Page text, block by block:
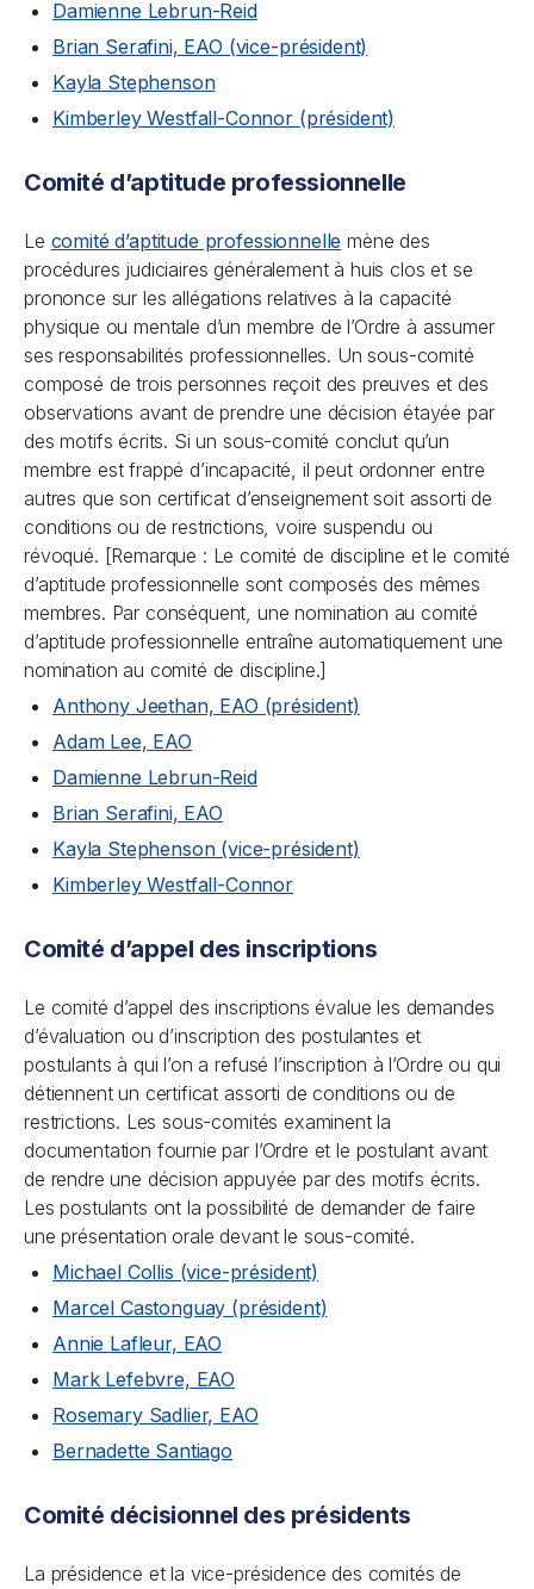
Damienne Lebrun-Reid
Brian Serafini, EAO (vice-président)
Kayla Stephenson
Kimberley Westfall-Connor (président)
Comité d’aptitude professionnelle
Le comité d’aptitude professionnelle mène des
procédures judiciaires généralement à huis clos et se
prononce sur les allégations relatives à la capacité
physique ou mentale d’un membre de l’Ordre à assumer
ses responsabilités professionnelles. Un sous-comité
composé de trois personnes reçoit des preuves et des
observations avant de prendre une décision étayée par
des motifs écrits. Si un sous-comité conclut qu’un
membre est frappé d’incapacité, il peut ordonner entre
autres que son certificat d’enseignement soit assorti de
conditions ou de restrictions, voire suspendu ou
révoqué. [Remarque : Le comité de discipline et le comité
d’aptitude professionnelle sont composés des mêmes
membres. Par conséquent, une nomination au comité
d’aptitude professionnelle entraîne automatiquement une
nomination au comité de discipline.]
Anthony Jeethan, EAO (président)
Adam Lee, EAO
Damienne Lebrun-Reid
Brian Serafini, EAO
Kayla Stephenson (vice-président)
Kimberley Westfall-Connor
Comité d’appel des inscriptions
Le comité d’appel des inscriptions évalue les demandes
d’évaluation ou d’inscription des postulantes et
postulants à qui l’on a refusé l’inscription à l’Ordre ou qui
détiennent un certificat assorti de conditions ou de
restrictions. Les sous-comités examinent la
documentation fournie par l’Ordre et le postulant avant
de rendre une décision appuyée par des motifs écrits.
Les postulants ont la possibilité de demander de faire
une présentation orale devant le sous-comité.
Michael Collis (vice-président)
Marcel Castonguay (président)
Annie Lafleur, EAO
Mark Lefebvre, EAO
Rosemary Sadlier, EAO
Bernadette Santiago
Comité décisionnel des présidents
La présidence et la vice-présidence des comités de